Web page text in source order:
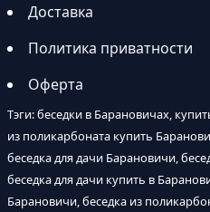
Доставка
Политика приватности
Оферта
Тэги: беседки в Барановичах,
из поликарбоната купить
беседка для дачи Барановичи,
беседка для дачи купить в
Барановичи, беседка из